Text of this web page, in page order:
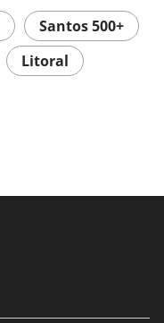
Santos 500+
Litoral